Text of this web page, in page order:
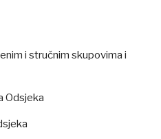
i stručnim skupovima i
Odsjeka